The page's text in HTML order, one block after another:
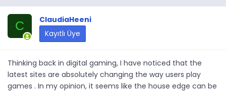
C
ClaudiaHeeni
Kayıtlı Üye
Thinking back in digital gaming, I have noticed that the
latest sites are absolutely changing the way users play
games . In my opinion, it seems like the house edge can be